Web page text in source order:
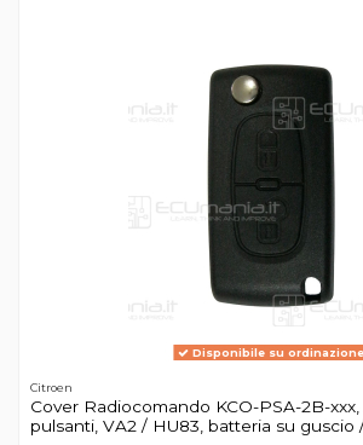
Disponibile su ordinazione
Citroen
Cover Radiocomando KCO-PSA-2B-xxx,
pulsanti, VA2 / HU83, batteria su guscio